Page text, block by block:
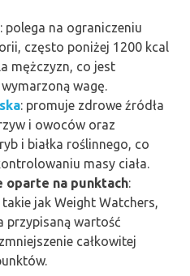
: polega na ograniczeniu
często poniżej 1200 kcal
mężczyzn, co jest
wagę.
: promuje zdrowe źródła
i owoców oraz
i białka roślinnego, co
masy ciała.
oparte na punktach:
jak Weight Watchers,
przypisaną wartość
całkowitej